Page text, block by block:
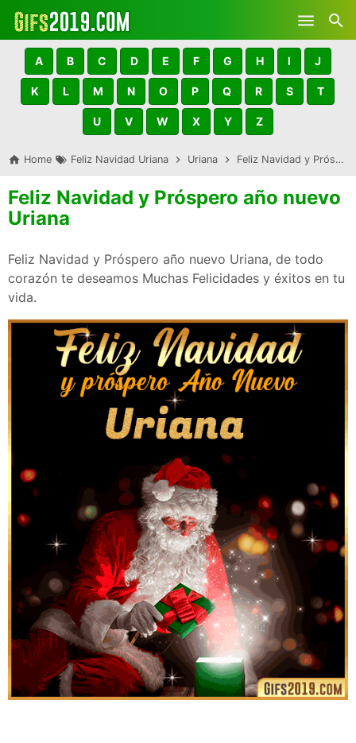
Skip to main content
A B C D E F G H I J
K L M N O P Q R S T
U V W X Y Z
Home Feliz Navidad Uriana Uriana Feliz Navidad y Próspero año nuevo Uriana
Feliz Navidad y Próspero año nuevo
Uriana
Feliz Navidad y Próspero año nuevo Uriana, de todo
corazón te deseamos Muchas Felicidades y éxitos en tu
vida.